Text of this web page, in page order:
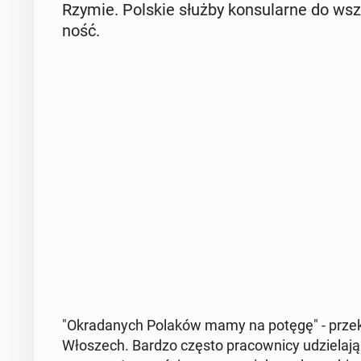
Rzymie. Polskie służby kon­su­lar­ne do
ność.
"Okra­da­nych Polaków mamy na potęgę" -
Wło­szech. Bardzo często pra­cow­ni­cy